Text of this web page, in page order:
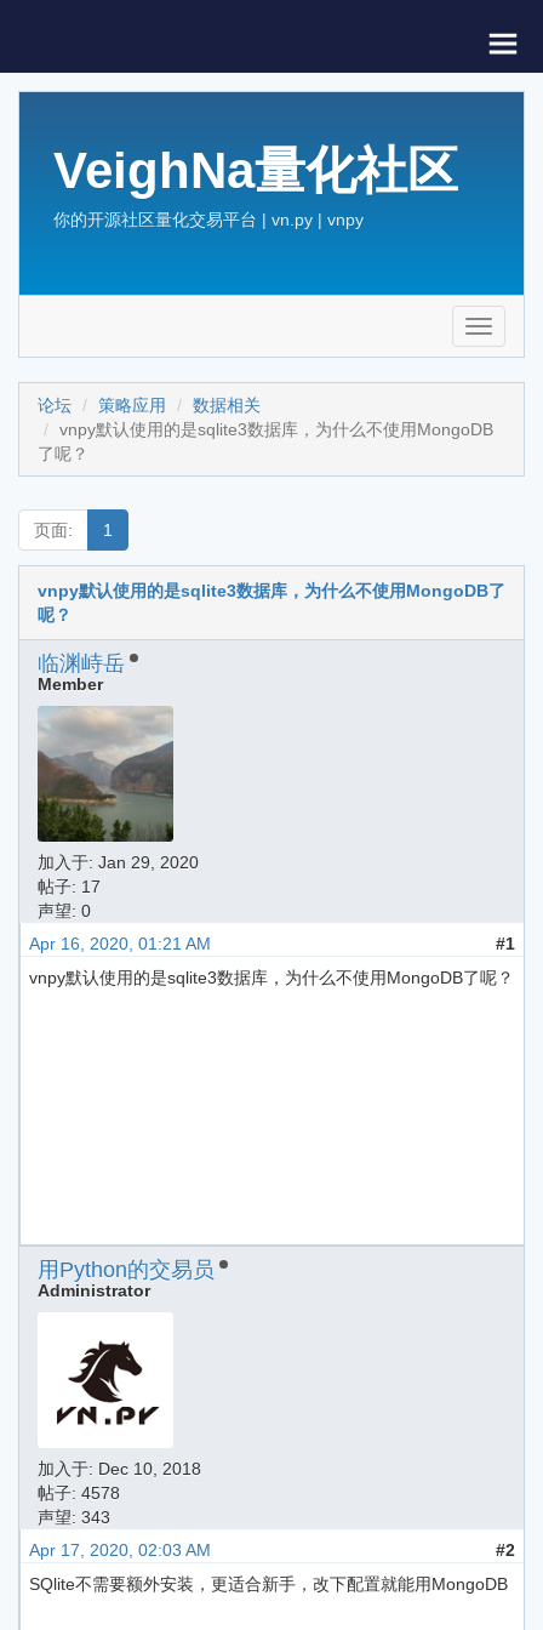
VeighNa量化社区
你的开源社区量化交易平台 | vn.py | vnpy
Toggle
论坛 策略应用
数据相关
vnpy默认使用的是sqlite3数据库，为什么不使用MongoDB
了呢？
页面: 1
vnpy默认使用的是sqlite3数据库，为什么不使用MongoDB了
呢？
临渊峙岳
Member
加入于: Jan 29, 2020
帖子: 17
声望: 0
Apr 16, 2020, 01:21 AM
#1
vnpy默认使用的是sqlite3数据库，为什么不使用MongoDB了呢？
用Python的交易员
Administrator
加入于: Dec 10, 2018
帖子: 4578
声望: 343
Apr 17, 2020, 02:03 AM
#2
SQlite不需要额外安装，更适合新手，改下配置就能用MongoDB